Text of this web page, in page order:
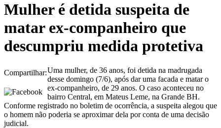
Mulher é detida suspeita de
matar ex-companheiro que
descumpriu medida protetiva
Compartilhar:Uma mulher, de 36 anos, foi detida na madrugada
desse domingo (7/6), após dar uma facada e matar o
ex-companheiro, de 29 anos. O caso aconteceu no
bairro Central, em Mateus Leme, na Grande BH.
Conforme registrado no boletim de ocorrência, a suspeita alegou que
o homem não poderia se aproximar dela por conta de uma decisão
judicial.